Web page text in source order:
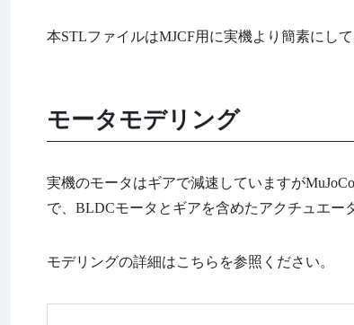
本STLファイルはMJCF用に実機より簡素にし
モータモデリング
実機のモータはギアで減速していますが
で、BLDCモータとギアを含めたアクチュエー
モデリングの詳細はこちらを参照ください。